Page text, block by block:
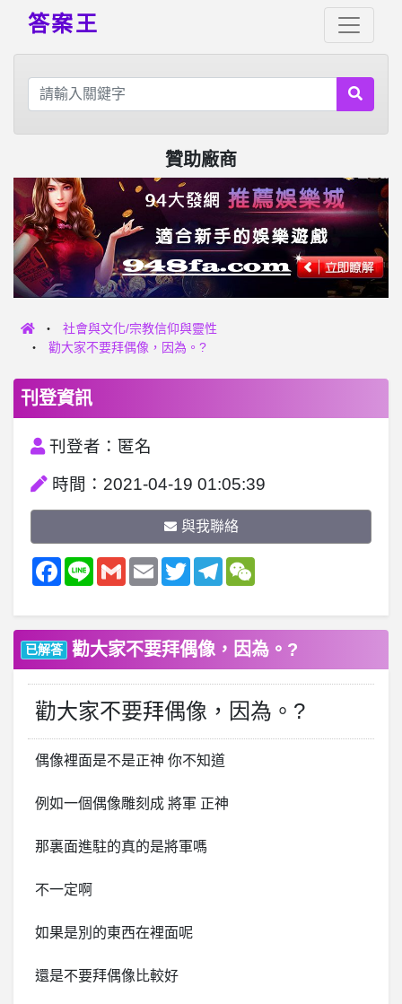
答案王
贊助廠商
社會與文化/宗教信仰與靈性
勸大家不要拜偶像，因為。?
刊登資訊
刊登者：匿名
時間：2021-04-19 01:05:39
與我聯絡
Facebook
Line GmailEmail TwitterTelegramWeChat
已解答 勸大家不要拜偶像，因為。?
勸大家不要拜偶像，因為。?
偶像裡面是不是正神 你不知道
例如一個偶像雕刻成 將軍 正神
那裏面進駐的真的是將軍嗎
不一定啊
如果是別的東西在裡面呢
還是不要拜偶像比較好